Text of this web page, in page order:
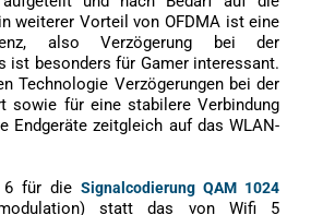
weiterer Vorteil von OFDMA ist eine
also Verzögerung bei der
ist besonders für Gamer interessant.
Technologie Verzögerungen bei der
sowie für eine stabilere Verbindung
Endgeräte zeitgleich auf das WLAN-
6 für dieSignalcodierung QAM 1024
statt das von Wifi 5